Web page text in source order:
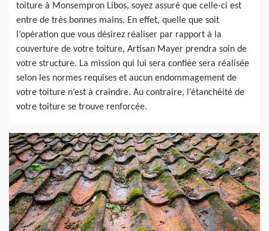
toiture à Monsempron Libos, soyez assuré que celle-ci est
entre de très bonnes mains. En effet, quelle que soit
l’opération que vous désirez réaliser par rapport à la
couverture de votre toiture, Artisan Mayer prendra soin de
votre structure. La mission qui lui sera confiée sera réalisée
selon les normes requises et aucun endommagement de
votre toiture n’est à craindre. Au contraire, l’étanchéité de
votre toiture se trouve renforcée.